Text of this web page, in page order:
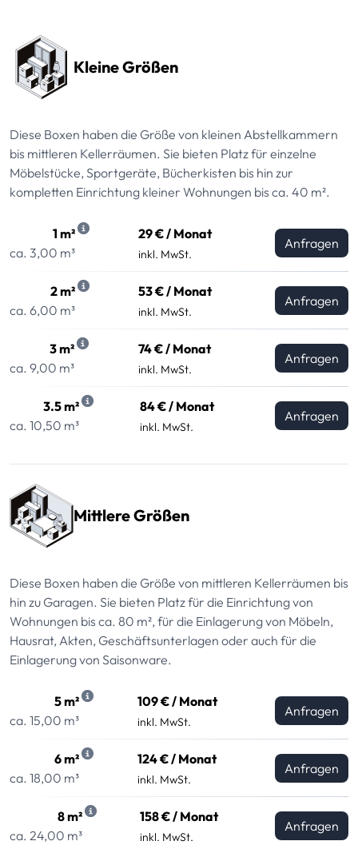
Kleine Größen
Diese Boxen haben die Größe von kleinen Abstellkammern
bis mittleren Kellerräumen. Sie bieten Platz für einzelne
Möbelstücke, Sportgeräte, Bücherkisten bis hin zur
kompletten Einrichtung kleiner Wohnungen bis ca. 40 m².
1 m²
ca. 3,00 m³
29 € / Monat
inkl. MwSt.
Anfragen
2 m²
ca. 6,00 m³
53 € / Monat
inkl. MwSt.
Anfragen
3 m²
ca. 9,00 m³
74 € / Monat
inkl. MwSt.
Anfragen
3.5 m²
ca. 10,50 m³
84 € / Monat
inkl. MwSt.
Anfragen
Mittlere Größen
Diese Boxen haben die Größe von mittleren Kellerräumen bis
hin zu Garagen. Sie bieten Platz für die Einrichtung von
Wohnungen bis ca. 80 m², für die Einlagerung von Möbeln,
Hausrat, Akten, Geschäftsunterlagen oder auch für die
Einlagerung von Saisonware.
5 m²
ca. 15,00 m³
109 € / Monat
inkl. MwSt.
Anfragen
6 m²
ca. 18,00 m³
124 € / Monat
inkl. MwSt.
Anfragen
8 m²
ca. 24,00 m³
158 € / Monat
inkl. MwSt.
Anfragen